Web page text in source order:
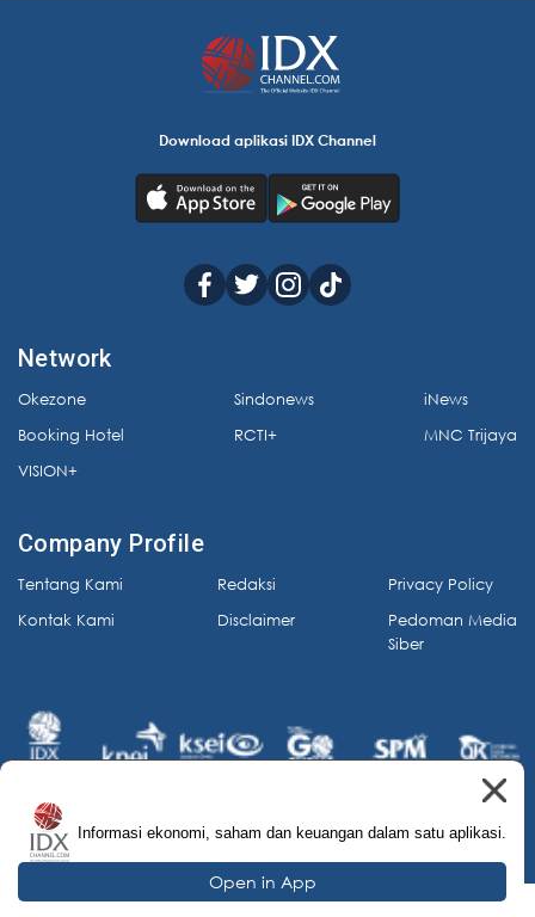
Download aplikasi IDX Channel
Network
Okezone
Booking Hotel
VISION+
Sindonews
RCTI+
iNews
MNC Trijaya
Company Profile
Tentang Kami
Kontak Kami
Redaksi
Disclaimer
Privacy Policy
Pedoman Media
Siber
© 2026 IDX Channel. All Rights Reserved.
Informasi ekonomi, saham dan keuangan dalam satu aplikasi.
Open in App